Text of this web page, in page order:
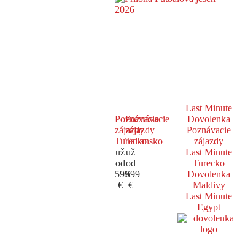
Poznávacie
zájazdy
Turecko
už
od
599
€
Poznávacie
zájazdy
Taliansko
už
od
699
€
Last Minute
Dovolenka
Poznávacie
zájazdy
Last Minute
Turecko
Dovolenka
Maldivy
Last Minute
Egypt